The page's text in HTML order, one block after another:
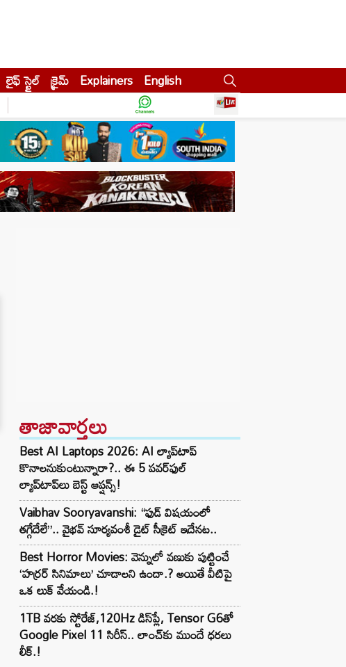
లైఫ్ స్టైల్ క్రైమ్ Explainers English
తాజావార్తలు
Best AI Laptops 2026: AI ల్యాప్‌టాప్
కొనాలనుకుంటున్నారా?.. ఈ 5 పవర్‌ఫుల్
ల్యాప్‌టాప్‌లు బెస్ట్ ఆప్షన్స్!
Vaibhav Sooryavanshi: “ఫుడ్ విషయంలో
తగ్గేదేలే”.. వైభవ్ సూర్యవంశీ డైట్ సీక్రెట్ ఇదేనట..
Best Horror Movies: వెన్నులో వణుకు పుట్టించే
‘హర్రర్ సినిమాలు’ చూడాలని ఉందా.? అయితే వీటిపై
ఒక లుక్ వేయండి.!
1TB వరకు స్టోరేజ్,120Hz డిస్‌ప్లే, Tensor G6తో
Google Pixel 11 సిరీస్.. లాంచ్⁭కు ముందే ధరలు
లీక్.!